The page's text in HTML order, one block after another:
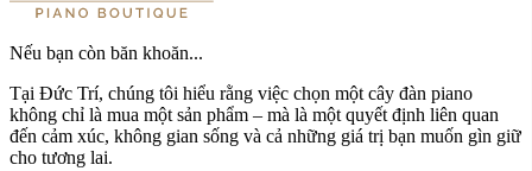
Nếu bạn còn băn khoăn...
Tại Đức Trí, chúng tôi hiểu rằng việc chọn một cây đàn piano
không chỉ là mua một sản phẩm – mà là một quyết định liên quan
đến cảm xúc, không gian sống và cả những giá trị bạn muốn gìn giữ
cho tương lai.